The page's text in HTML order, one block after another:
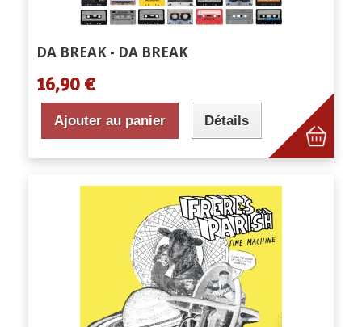
DA BREAK - DA BREAK
16,90 €
Ajouter au panier Détails